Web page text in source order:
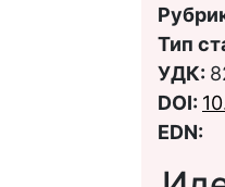
Тип
УДК:
DOI:
EDN: